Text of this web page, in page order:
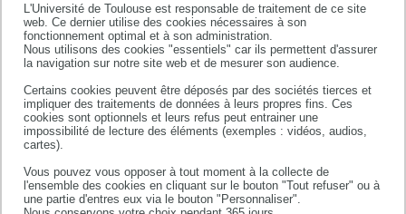
L'Université de Toulouse est responsable de traitement de ce site
web. Ce dernier utilise des cookies nécessaires à son
fonctionnement optimal et à son administration.
Nous utilisons des cookies "essentiels" car ils permettent d'assurer
la navigation sur notre site web et de mesurer son audience.
Certains cookies peuvent être déposés par des sociétés tierces et
impliquer des traitements de données à leurs propres fins. Ces
cookies sont optionnels et leurs refus peut entrainer une
impossibilité de lecture des éléments (exemples : vidéos, audios,
cartes).
Vous pouvez vous opposer à tout moment à la collecte de
l'ensemble des cookies en cliquant sur le bouton "Tout refuser" ou à
une partie d'entres eux via le bouton "Personnaliser".
Université de Toulouse
118 route de Narbonne
31062 TOULOUSE CEDEX 9
téléphone +33 (0)5 61 55 66 11